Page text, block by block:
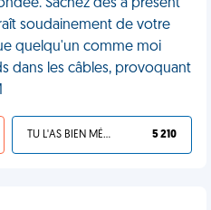
Sachez dès à présent
soudainement de votre
quelqu'un comme moi
dans les câbles, provoquant
TU L'AS BIEN MÉRITÉ 5 210